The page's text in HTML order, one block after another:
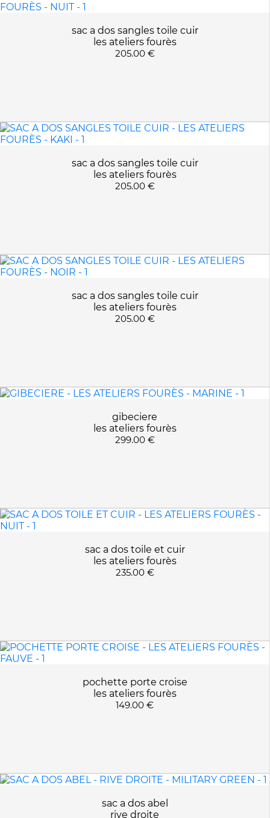
sac a dos sangles toile cuir
les ateliers fourès
205.00 €
sac a dos sangles toile cuir
les ateliers fourès
205.00 €
sac a dos sangles toile cuir
les ateliers fourès
205.00 €
gibeciere
les ateliers fourès
299.00 €
sac a dos toile et cuir
les ateliers fourès
235.00 €
pochette porte croise
les ateliers fourès
149.00 €
sac a dos abel
rive droite